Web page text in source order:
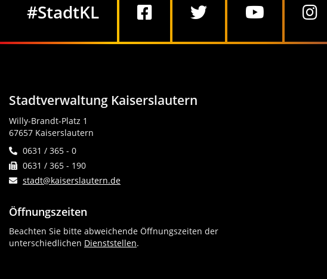
#StadtKL
Stadtverwaltung Kaiserslautern
Willy-Brandt-Platz 1
67657 Kaiserslautern
0631 / 365 - 0
0631 / 365 - 190
stadt@kaiserslautern.de
Öffnungszeiten
Beachten Sie bitte abweichende Öffnungszeiten der
unterschiedlichen Dienststellen.